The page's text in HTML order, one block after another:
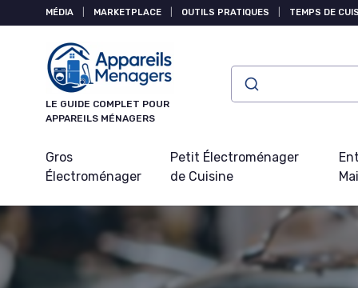
MÉDIA MARKETPLACE OUTILS PRATIQUES TEMPS DE
LE GUIDE COMPLET POUR
APPAREILS MÉNAGERS
Gros
Électroménager
Petit Électroménager
de Cuisine
Panneau de gestion des cookies